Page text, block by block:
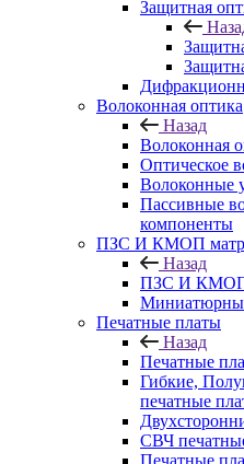
Защитная
Волоконная оптика
Назад
Волоконная
Оптическое
Волоконные
Пассивные
компоненты
ПЗС И КМОП
Назад
ПЗС И КМОП
Печатные платы
Назад
Печатные
Гибкие,
печатные
СВЧ
Печатные